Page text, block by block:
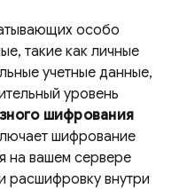
особо
такие как личные
учетные данные,
уровень
шифрования
шифрование
на вашем сервере
расшифровку внутри